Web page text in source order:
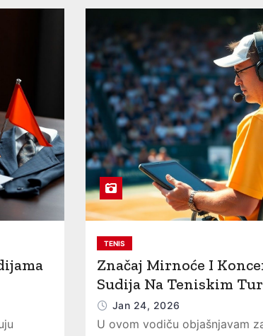
TENIS
Značaj Mirnoće I
Sudija Na Teniskim
Jan 24, 2026
U ovom vodiču objašnjavam